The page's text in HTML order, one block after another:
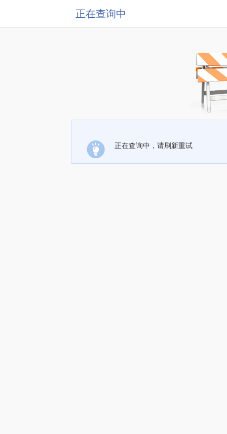
正在查询中
正在查询中，请刷新重试